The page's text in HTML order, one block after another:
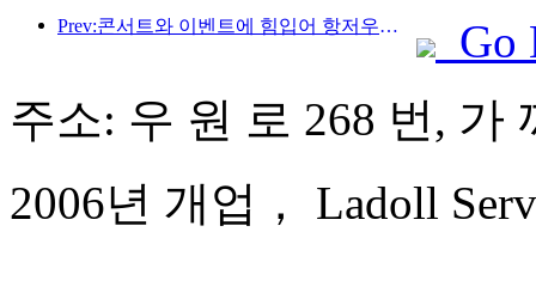
Prev:콘서트와 이벤트에 힘입어 항저우의 호텔 실적은 3월에도 계속 상승할 것으로 예상된다.
Go
주소: 우 원 로 268 번, 가
2006년 개업， Ladoll